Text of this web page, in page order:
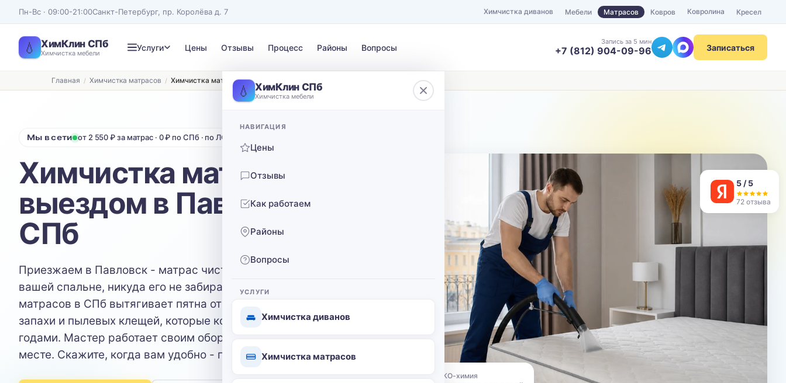
Пн-Вс · 09:00-21:00Санкт-Петербург, пр. Королёва д. 7 Химчистка диванов Мебели Матрасов Ковров Ковролина Кресел
💧 ХимКлин СПб
Химчистка мебели
Услуги Цены Отзывы Процесс Районы Вопросы
Запись за 5 мин
+7 (812) 904-09-96 Записаться
Записаться на химчистку
Диван Выберите ткань…
Нажимая кнопку, вы соглашаетесь с политикой конфиденциальности
💧 ХимКлин СПб
Химчистка мебели
НАВИГАЦИЯ
Цены
Отзывы
Как работаем
Районы
Вопросы
УСЛУГИ
Химчистка диванов
Химчистка матрасов
Главная Химчистка матрасов Химчистка матрасов с выездом в Павловск в СПб
Мы в сети от 2 550 ₽ за матрас · 0 ₽ по СПб · по ЛО 40 ₽/км от КАД
Химчистка матрасов с
выездом в Павловск в
СПб
Приезжаем в Павловск - матрас чистим прямо в
вашей спальне, никуда его не забираем. Химчистка
матрасов в СПб вытягивает пятна от пота, въевшиеся
запахи и пылевых клещей, которые копятся в ткани
годами. Мастер работает своим оборудованием на
месте. Скажите, когда вам удобно - приедем.
ЭКО-химия
5 / 5
72 отзыва